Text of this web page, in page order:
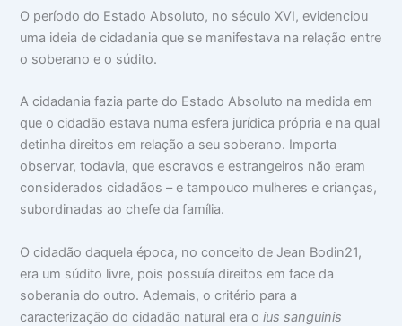
O período do Estado Absoluto, no século XVI, evidenciou
uma ideia de cidadania que se manifestava na relação entre
o soberano e o súdito.
A cidadania fazia parte do Estado Absoluto na medida em
que o cidadão estava numa esfera jurídica própria e na qual
detinha direitos em relação a seu soberano. Importa
observar, todavia, que escravos e estrangeiros não eram
considerados cidadãos – e tampouco mulheres e crianças,
subordinadas ao chefe da família.
O cidadão daquela época, no conceito de Jean Bodin21,
era um súdito livre, pois possuía direitos em face da
soberania do outro. Ademais, o critério para a
caracterização do cidadão natural era oius sanguinis